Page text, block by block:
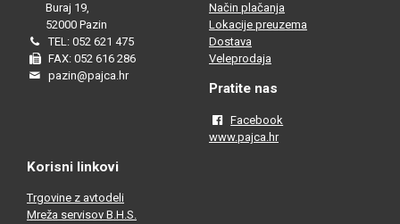
Buraj 19,
52000 Pazin
TEL: 052 621 475
FAX: 052 616 286
pazin@pajca.hr
Način plačanja
Lokacije preuzema
Dostava
Veleprodaja
Pratite nas
Facebook
www.pajca.hr
Korisni linkovi
Trgovine z avtodeli
Mreža servisov B.H.S.